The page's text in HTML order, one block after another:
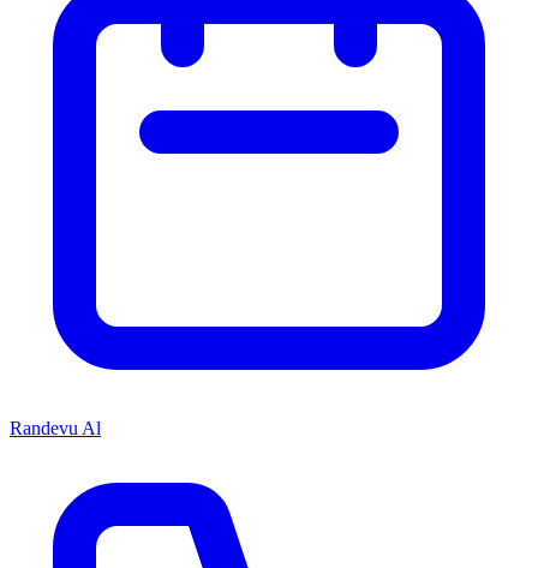
Randevu Al